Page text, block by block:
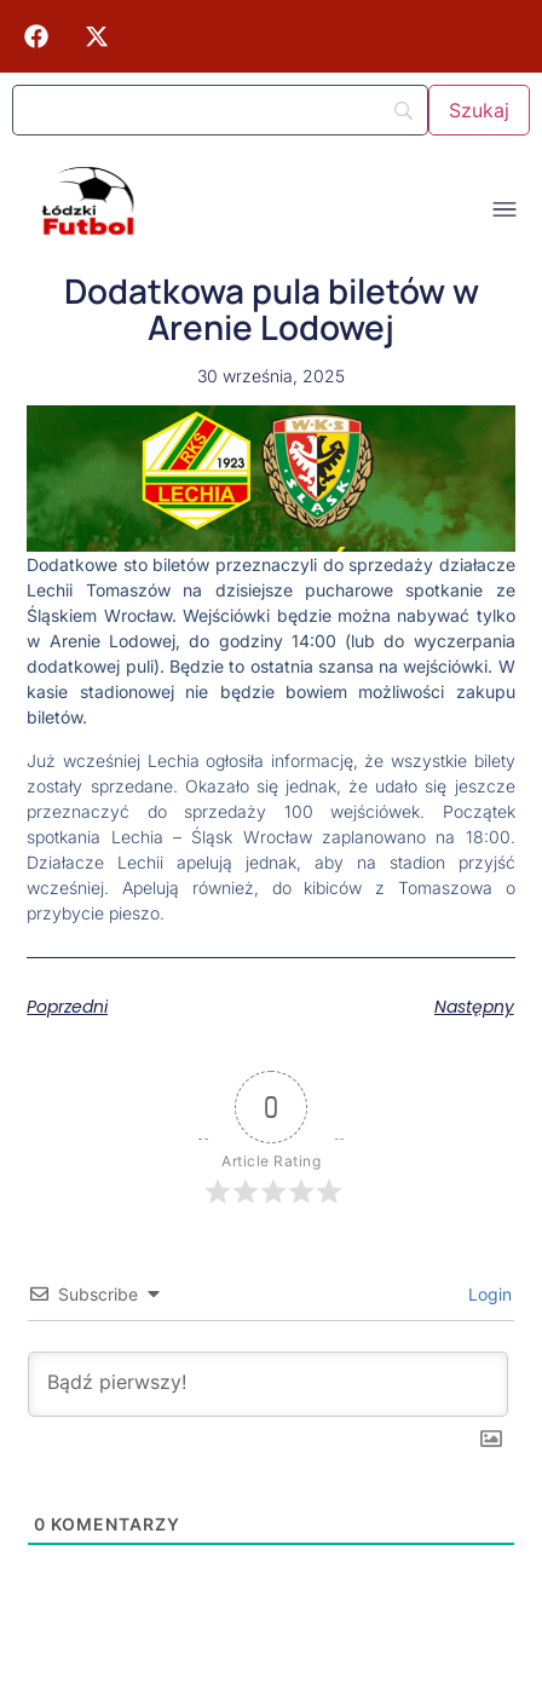
Dodatkowa pula biletów w
Arenie Lodowej
30 września, 2025
Dodatkowe sto biletów przeznaczyli do sprzedaży działacze
Lechii Tomaszów na dzisiejsze pucharowe spotkanie ze
Śląskiem Wrocław. Wejściówki będzie można nabywać tylko
w Arenie Lodowej, do godziny 14:00 (lub do wyczerpania
dodatkowej puli). Będzie to ostatnia szansa na wejściówki. W
kasie stadionowej nie będzie bowiem możliwości zakupu
biletów.
Już wcześniej Lechia ogłosiła informację, że wszystkie bilety
zostały sprzedane. Okazało się jednak, że udało się jeszcze
przeznaczyć do sprzedaży 100 wejściówek. Początek
spotkania Lechia – Śląsk Wrocław zaplanowano na 18:00.
Działacze Lechii apelują jednak, aby na stadion przyjść
wcześniej. Apelują również, do kibiców z Tomaszowa o
przybycie pieszo.
Poprzedni Następny
0
Article Rating
Subscribe Login
0 KOMENTARZY